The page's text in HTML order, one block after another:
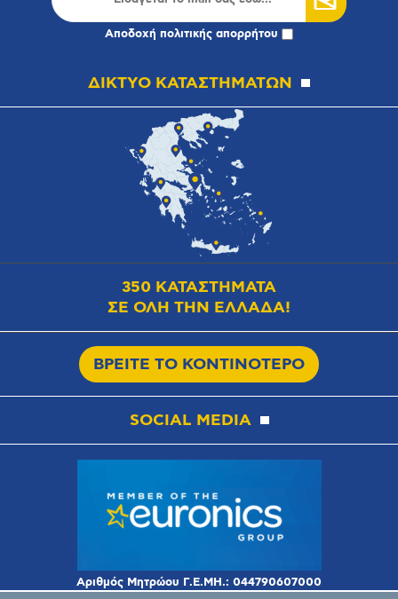
Αποδοχή πολιτικής απορρήτου
ΔΙΚΤΥΟ ΚΑΤΑΣΤΗΜΑΤΩΝ
350 ΚΑΤΑΣΤΗΜΑΤΑ
ΣΕ ΟΛΗ ΤΗΝ ΕΛΛΑΔΑ!
ΒΡΕΙΤΕ ΤΟ ΚΟΝΤΙΝΟΤΕΡΟ
SOCIAL MEDIA